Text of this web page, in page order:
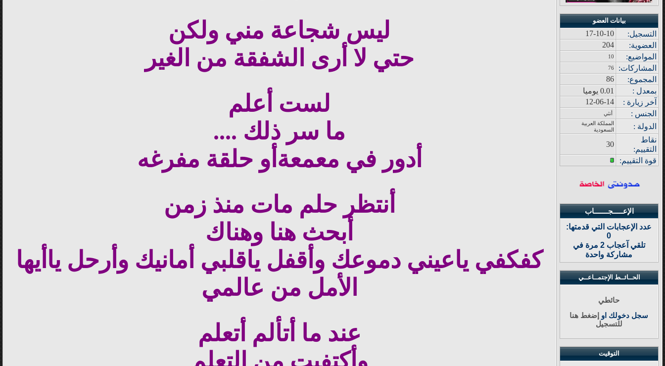
بيانات العضو
التسجيل:
17-10-10
العضوية:
204
المواضيع:
10
المشاركات:
76
المجموع:
86
بمعدل :
0.01 يوميا
خر زيار ة :
12-06-14
الجنس :
أنثي
الدولة :
المملكة العربية
السعودية
نقاط
التقييم:
30
قوة التقييم:
الإعـــــجـــــــاب
عدد الإعجابات التي قدمتها:
0
تلقي آعجاب 2 مرة في
مشاركة واحدة
الحــائــط الإجتمــاعــي
حائطي
سجل دخولك او إضغط هنا
للتسجيل
التوقيت
ليس شجاعة مني ولكن
حتي لا أرى الشفقة من الغير
لست أعلم
ما سر ذلك ....
أدور في معمعةأو حلقة مفرغه
أنتظر حلم مات منذ زمن
أبحث هنا وهناك
كفكفي ياعيني دموعك وأقفل ياقلبي أمانيك وأرحل ياأيها
الأمل من عالمي
عند ما أتألم أتعلم